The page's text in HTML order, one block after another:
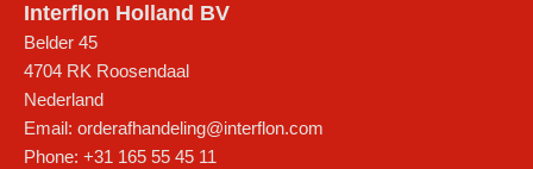
Interflon Holland BV
Belder 45
4704 RK Roosendaal
Nederland
Email: orderafhandeling@interflon.com
Phone: +31 165 55 45 11